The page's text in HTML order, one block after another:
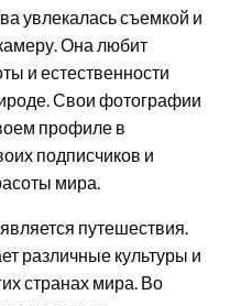
увлекалась съемкой и
Она любит
и естественности
Свои фотографии
профиле в
подписчиков и
мира.
путешествия.
различные культуры и
странах мира. Во